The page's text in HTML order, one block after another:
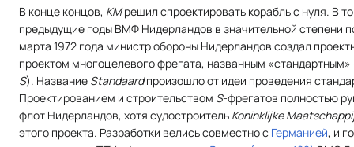
В конце концов, КМрешил спроектировать корабль с нуля. В
предыдущие годы ВМФ Нидерландов в значительной степени
марта 1972 года министр обороны Нидерландов создал
проектом многоцелевого фрегата, названным
S). Название Standaardпроизошло от идеи проведения
Проектированием и строительством S-фрегатов полностью
флот Нидерландов, хотя судостроитель Koninklijke
этого проекта. Разработки велись совместно с Германией, и